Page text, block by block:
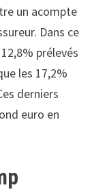
un acompte
Dans ce
prélevés
les 17,2%
derniers
euro en